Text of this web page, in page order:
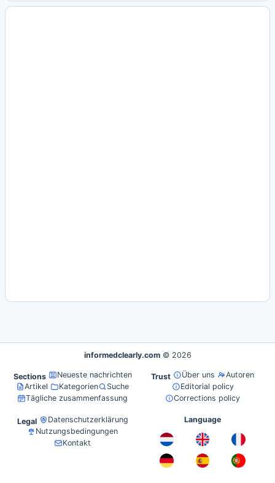
informedclearly.com © 2026
Sections
Neueste nachrichten
Artikel
Kategorien
Suche
Tägliche zusammenfassung
Trust Über uns
Autoren
Editorial policy
Corrections policy
Legal
Datenschutzerklärung
Nutzungsbedingungen
Kontakt
Language